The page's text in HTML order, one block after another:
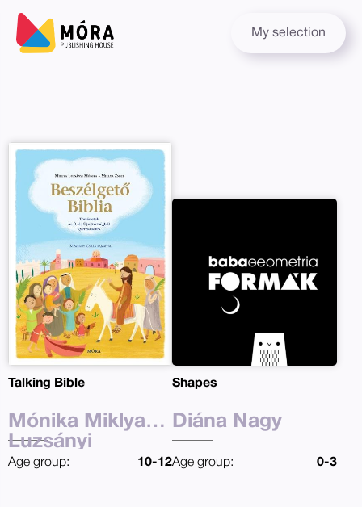
My selection
Talking Bible
Mónika Miklya
Luzsányi
Age group: 10-12
Shapes
Diána Nagy
Age group: 0-3